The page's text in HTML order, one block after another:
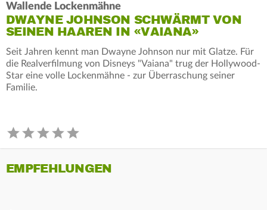
Wallende Lockenmähne
DWAYNE JOHNSON SCHWÄRMT VON
SEINEN HAAREN IN «VAIANA»
Seit Jahren kennt man Dwayne Johnson nur mit Glatze. Für
die Realverfilmung von Disneys "Vaiana" trug der Hollywood-
Star eine volle Lockenmähne - zur Überraschung seiner
Familie.
EMPFEHLUNGEN